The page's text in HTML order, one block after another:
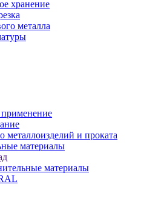
хранение
металла
металлоизделий и проката
материалы
материалы